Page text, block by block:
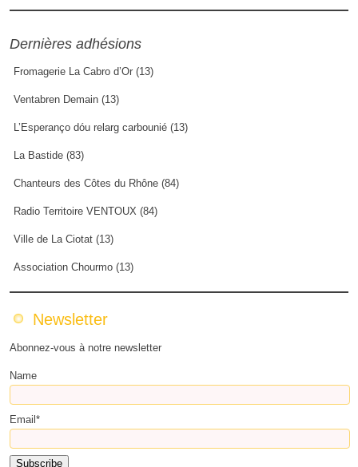
Dernières adhésions
Fromagerie La Cabro d’Or (13)
Ventabren Demain (13)
L’Esperanço dóu relarg carbounié (13)
La Bastide (83)
Chanteurs des Côtes du Rhône (84)
Radio Territoire VENTOUX (84)
Ville de La Ciotat (13)
Association Chourmo (13)
Newsletter
Abonnez-vous à notre newsletter
Name
Email*